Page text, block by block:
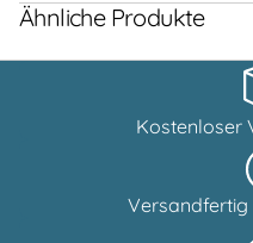
Ähnliche Produkte
Kostenloser
Versandfertig